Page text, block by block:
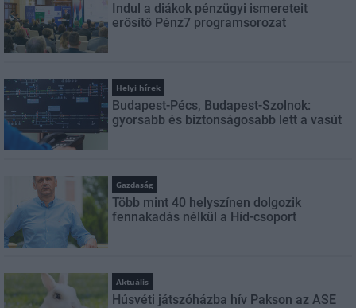
Indul a diákok pénzügyi ismereteit
erősítő Pénz7 programsorozat
Helyi hírek
Budapest-Pécs, Budapest-Szolnok:
gyorsabb és biztonságosabb lett a vasút
Gazdaság
Több mint 40 helyszínen dolgozik
fennakadás nélkül a Híd-csoport
Aktuális
Húsvéti játszóházba hív Pakson az ASE